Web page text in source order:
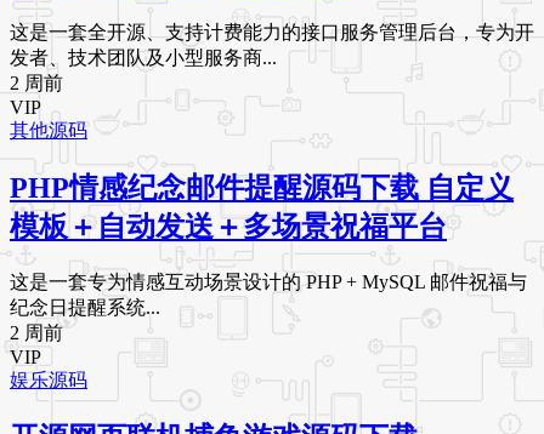
这是一套全开源、支持计费能力的接口服务管理后台，专为开
发者、技术团队及小型服务商...
2 周前
VIP
其他源码
PHP情感纪念邮件提醒源码下载 自定义
模板＋自动发送＋多场景祝福平台
这是一套专为情感互动场景设计的 PHP + MySQL 邮件祝福与
纪念日提醒系统...
2 周前
VIP
娱乐源码